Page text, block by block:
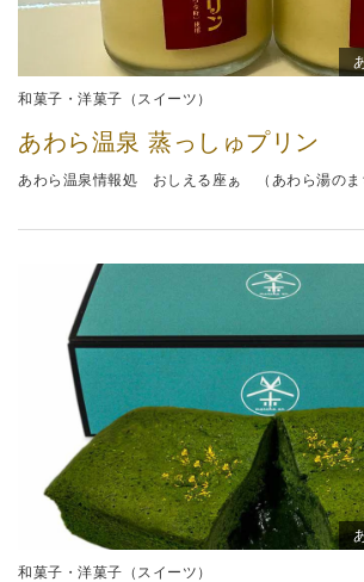
和菓子・洋菓子（スイーツ）
あわら温泉 蒸っしゅプリン
あわら温泉情報処 おしえる座ぁ （あわら湯のま
和菓子・洋菓子（スイーツ）